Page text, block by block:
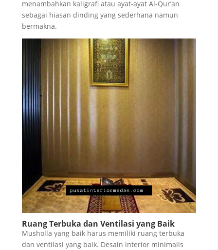
menambahkan kaligrafi atau ayat-ayat Al-Qur’an
sebagai hiasan dinding yang sederhana namun
bermakna.
Ruang Terbuka dan Ventilasi yang Baik
Musholla yang baik harus memiliki ruang terbuka
dan ventilasi yang baik. Desain interior minimalis